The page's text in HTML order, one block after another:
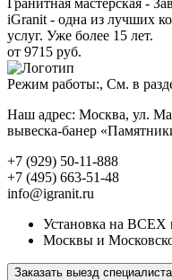
Гранитная мастерская -
iGranit - одна из лучших
услуг. Уже более 15 лет.
от 9715 руб.
Режим работы:, См. в
Наш адрес: Москва, ул.
вывеска-банер
+7 (929) 50-11-888
+7 (495) 663-51-48
info@igranit.ru
Установка на ВСЕХ
Москвы и
Заказать выезд специалиста